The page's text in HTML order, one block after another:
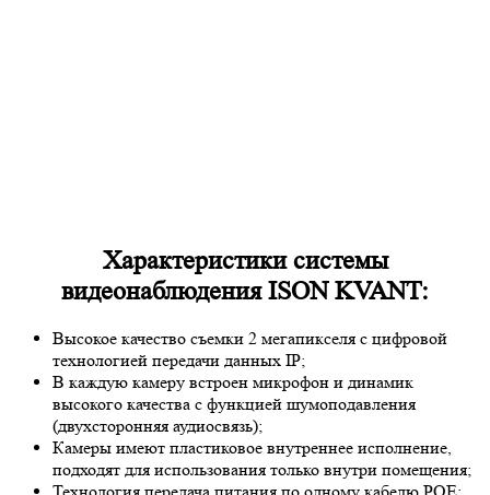
Характеристики системы
видеонаблюдения ISON KVANT:
Высокое качество съемки 2 мегапикселя с цифровой
технологией передачи данных IP;
В каждую камеру встроен микрофон и динамик
высокого качества с функцией шумоподавления
(двухсторонняя аудиосвязь);
Камеры имеют пластиковое внутреннее исполнение,
подходят для использования только внутри помещения;